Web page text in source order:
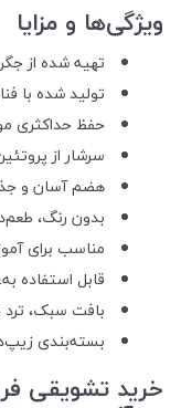
ویژگی‌ها و مزایا
تهیه شده از
تولید شده با
حفظ حداکثری
سرشار از
هضم آسان و
بدون رنگ،
مناسب برای
قابل استفاده
بافت سبک،
بسته‌بندی
خرید تشویقی